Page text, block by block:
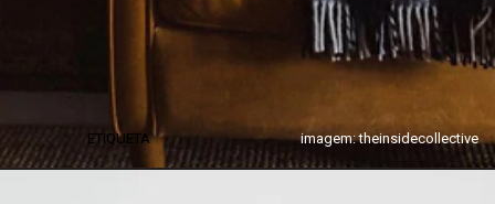
imagem: theinsidecollective
ETIQUETA